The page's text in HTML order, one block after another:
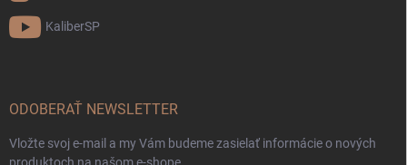
KaliberSP
ODOBERAŤ NEWSLETTER
Vložte svoj e-mail a my Vám budeme zasielať informácie o nových